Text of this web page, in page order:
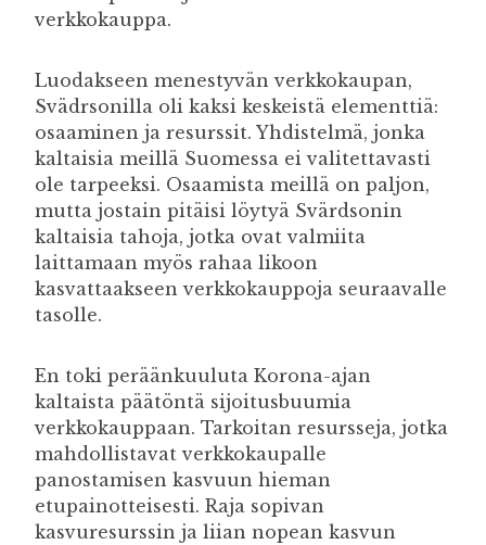
verkkokauppa.
Luodakseen menestyvän verkkokaupan,
Svädrsonilla oli kaksi keskeistä elementtiä:
osaaminen ja resurssit. Yhdistelmä, jonka
kaltaisia meillä Suomessa ei valitettavasti
ole tarpeeksi. Osaamista meillä on paljon,
mutta jostain pitäisi löytyä Svärdsonin
kaltaisia tahoja, jotka ovat valmiita
laittamaan myös rahaa likoon
kasvattaakseen verkkokauppoja seuraavalle
tasolle.
En toki peräänkuuluta Korona-ajan
kaltaista päätöntä sijoitusbuumia
verkkokauppaan. Tarkoitan resursseja, jotka
mahdollistavat verkkokaupalle
panostamisen kasvuun hieman
etupainotteisesti. Raja sopivan
kasvuresurssin ja liian nopean kasvun